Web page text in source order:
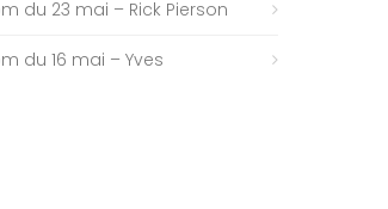
du 23 mai – Rick Pierson
du 16 mai – Yves